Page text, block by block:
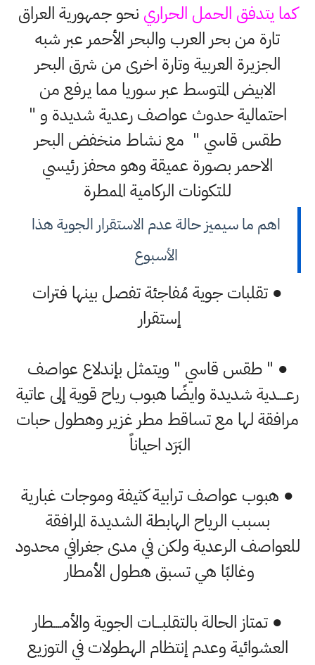
كما يتدفق الحمل الحراري نحو جمهورية العراق
تارة من بحر العرب والبحر الأحمر عبر شبه
الجزيرة العربية وتارة اخرى من شرق البحر
الابيض المتوسط عبر سوريا مما يرفع من
احتمالية حدوث عواصف رعدية شديدة و "
طقس قاسي " مع نشاط منخفض البحر
الاحمر بصورة عميقة وهو محفز رئيسي
للتكونات الركامية الممطرة
اهم ما سيميز حالة عدم الاستقرار الجوية هذا
الأسبوع
● تقلبات جوية مُفاجئة تفصل بينها فترات
إستقرار
● " طقس قاسي " ويتمثل بإندلاع عواصف
رعــــدية شديدة وايضًا هبوب رياح قوية إلى عاتية
مرافقة لها مع تساقط مطر غزير وهطول حبات
البَرَد احياناً
● هبوب عواصف ترابية كثيفة وموجات غبارية
بسبب الرياح الهابطة الشديدة المرافقة
للعواصف الرعدية ولكن في مدى جغرافي محدود
وغالبًا هي تسبق هطول الأمطار
● تمتاز الحالة بالتقلبـــات الجوية والأمــــطار
العشوائية وعدم إنتظام الهطولات في التوزيع